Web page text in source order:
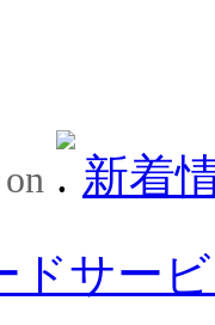
新着
ドサー